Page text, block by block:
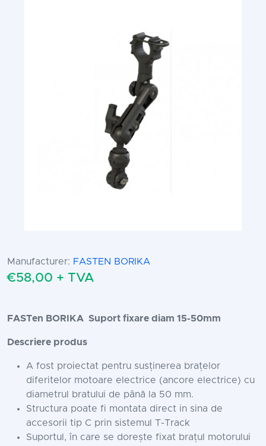
Manufacturer: FASTEN BORIKA
€58,00 + TVA
FASTen BORIKA Suport fixare diam 15-50mm
Descriere produs
A fost proiectat pentru susținerea brațelor
diferitelor motoare electrice (ancore electrice) cu
diametrul bratului de până la 50 mm.
Structura poate fi montata direct in sina de
accesorii tip C prin sistemul T-Track
Suportul, în care se dorește fixat brațul motorului